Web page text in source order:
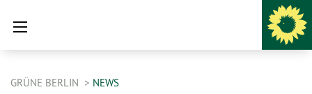
GRÜNE BERLIN NEWS